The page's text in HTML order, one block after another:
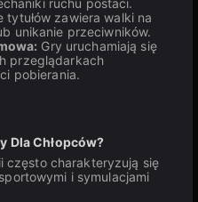
ruchu postaci.
tytułów zawiera walki na
unikanie przeciwników.
Gry uruchamiają się
przeglądarkach
pobierania.
Dla Chłopców?
często charakteryzują się
i symulacjami